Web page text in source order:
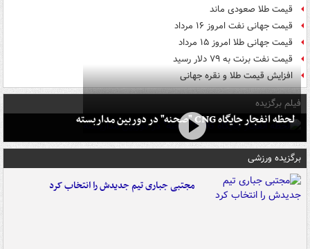
قیمت طلا صعودی ماند
قیمت جهانی نفت امروز ۱۶ مرداد
قیمت جهانی طلا امروز ۱۵ مرداد
قیمت نفت برنت به ۷۹ دلار رسید
افزایش قیمت طلا و نقره جهانی
فیلم برگزیده
لحظه انفجار جایگاه CNG "صحنه" در دوربین مداربسته
برگزیده ورزشی
مجتبی جباری تیم جدیدش را انتخاب کرد